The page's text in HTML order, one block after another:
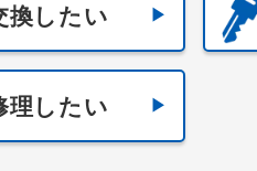
換したい
理したい